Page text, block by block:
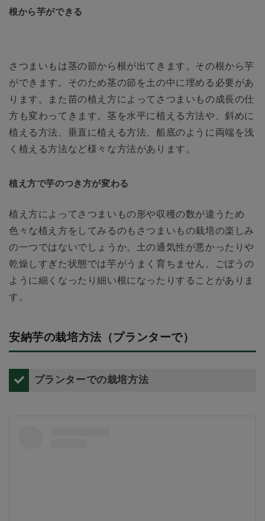
根から芋ができる
さつまいもは茎の節から根が出てきます。その根から芋
ができます。そのため茎の節を土の中に埋める必要があ
ります。また苗の植え方によってさつまいもの成長の仕
方も変わってきます。茎を水平に植える方法や、斜めに
植える方法、垂直に植える方法、船底のように両端を浅
く植える方法など様々な方法があります。
植え方で芋のつき方が変わる
植え方によってさつまいもの形や収穫の数が違うため
色々な植え方をしてみるのもさつまいもの栽培の楽しみ
の一つではないでしょうか。土の通気性が悪かったりや
乾燥しすぎた状態では芋がうまく育ちません。ごぼうの
ように細くなったり細い根になったりすることがありま
す。
安納芋の栽培方法（プランターで）
プランターでの栽培方法